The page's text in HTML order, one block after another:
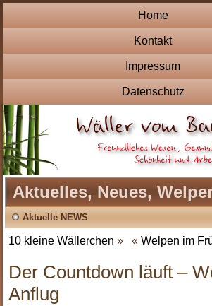
Home
Kontakt
Impressum
Datenschutz
Aktuelles, Neues,
Aktuelle NEWS
10 kleine Wällerchen » « Welpen im
Der Countdown läuft –
Anflug